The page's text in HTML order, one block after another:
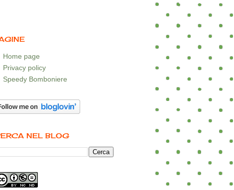
Home page
Privacy policy
Speedy Bomboniere
NEL BLOG